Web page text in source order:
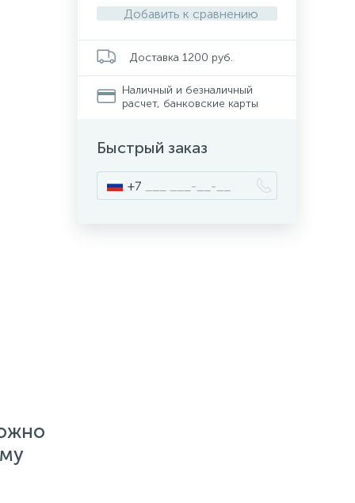
Добавить к сравнению
Доставка 1200 руб.
Наличный и безналичный
расчет, банковские карты
Быстрый заказ
+7